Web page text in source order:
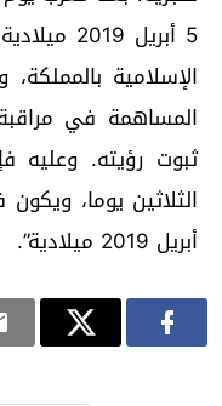
5 أبريل
الإسلامية
المساهمة في
ثبوت رؤيته.
أبريل 2019 ميلادية”.